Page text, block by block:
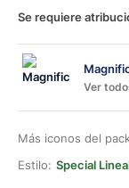
Se requiere
Ver
Más iconos del pack
Estilo: Special